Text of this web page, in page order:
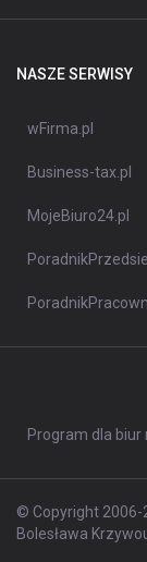
NASZE SERWISY
wFirma.pl
Business-tax.pl
MojeBiuro24.pl
Program dla
© Copyright 2006-
Bolesława